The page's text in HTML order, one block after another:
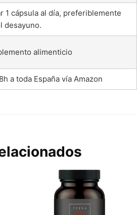
1 cápsula al día, preferiblemente
desayuno.
alimenticio
a toda España vía Amazon